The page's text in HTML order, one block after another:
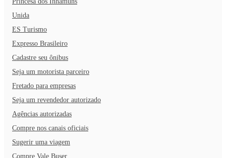
Unida
ES Turismo
Expresso Brasileiro
Cadastre seu ônibus
Seja um motorista parceiro
Fretado para empresas
Seja um revendedor autorizado
Agências autorizadas
Compre nos canais oficiais
Sugerir uma viagem
Compre Vale Buser